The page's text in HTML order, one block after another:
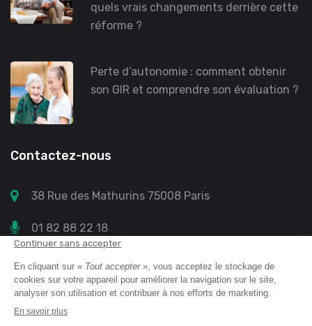
quels vrais changements derrière cette
réforme ?
Perte d’autonomie : comment obtenir
son GIR et comprendre son évaluation ?
Contactez-nous
38 Rue des Mathurins 75008 Paris
01 82 88 22 18
contact@annuaire-retraite.com